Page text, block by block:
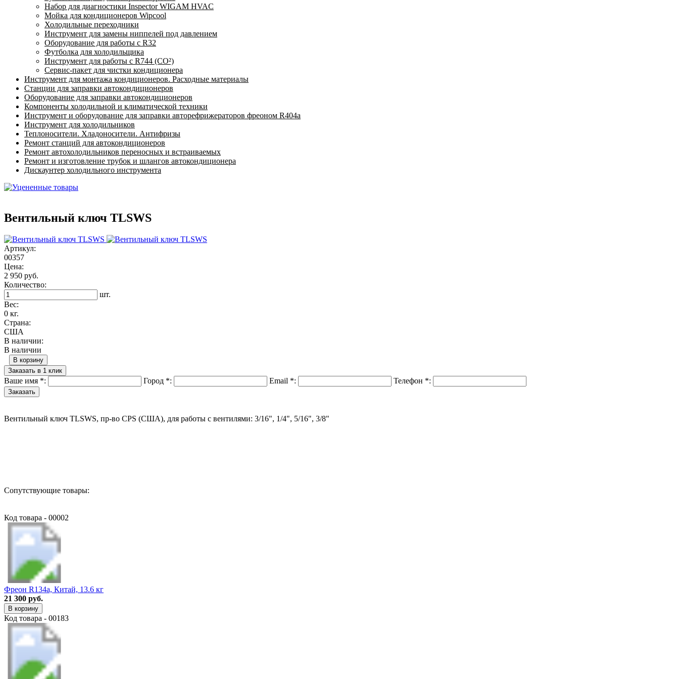
Набор для диагностики Inspector WIGAM HVAC
Мойка для кондиционеров Wipcool
Холодильные переходники
Инструмент для замены ниппелей под давлением
Оборудование для работы с R32
Футболка для холодильщика
Инструмент для работы с R744 (CO²)
Сервис-пакет для чистки кондиционера
Инструмент для монтажа кондиционеров. Расходные материалы
Станции для заправки автокондиционеров
Оборудование для заправки автокондиционеров
Компоненты холодильной и климатической техники
Инструмент и оборудование для заправки авторефрижераторов фреоном R404a
Инструмент для холодильников
Теплоносители. Хладоносители. Антифризы
Ремонт станций для автокондиционеров
Ремонт автохолодильников переносных и встраиваемых
Ремонт и изготовление трубок и шлангов автокондиционера
Дискаунтер холодильного инструмента
Вентильный ключ TLSWS
Артикул:
00357
Цена:
2 950 руб.
Количество:
шт.
Вес:
0 кг.
Страна:
США
В наличии:
В наличии
В корзину
Заказать в 1 клик
Ваше имя *: Город *: Email *: Телефон *:
Вентильный ключ TLSWS, пр-во CPS (США), для работы с вентилями: 3/16", 1/4", 5/16", 3/8"
Сопутствующие товары:
Код товара - 00002
Фреон R134a, Китай, 13.6 кг
21 300 руб.
В корзину
Код товара - 00183